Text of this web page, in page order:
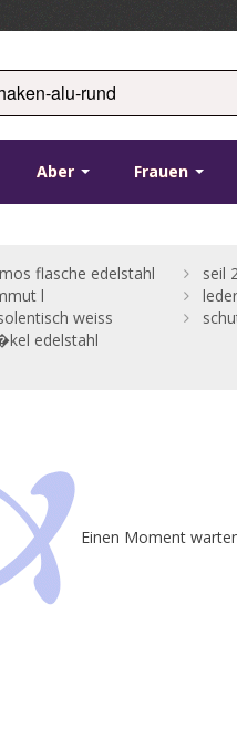
Aber Frauen
flasche edelstahl seil
l
weiss
edelstahl
Einen Moment